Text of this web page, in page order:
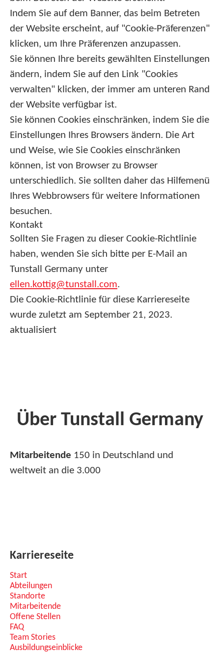
Indem Sie auf dem Banner, das beim Betreten
der Website erscheint, auf "Cookie-Präferenzen"
klicken, um Ihre Präferenzen anzupassen.
Sie können Ihre bereits gewählten Einstellungen
ändern, indem Sie auf den Link "Cookies
verwalten" klicken, der immer am unteren Rand
der Website verfügbar ist.
Sie können Cookies einschränken, indem Sie die
Einstellungen Ihres Browsers ändern. Die Art
und Weise, wie Sie Cookies einschränken
können, ist von Browser zu Browser
unterschiedlich. Sie sollten daher das Hilfemenü
Ihres Webbrowsers für weitere Informationen
besuchen.
Kontakt
Sollten Sie Fragen zu dieser Cookie-Richtlinie
haben, wenden Sie sich bitte per E-Mail an
Tunstall Germany unter
ellen.kottig@tunstall.com.
Die Cookie-Richtlinie für diese Karriereseite
wurde zuletzt am September 21, 2023.
aktualisiert
Über Tunstall Germany
Mitarbeitende 150 in Deutschland und
weltweit an die 3.000
Karriereseite
Start
Abteilungen
Standorte
Mitarbeitende
Offene Stellen
FAQ
Team Stories
Ausbildungseinblicke